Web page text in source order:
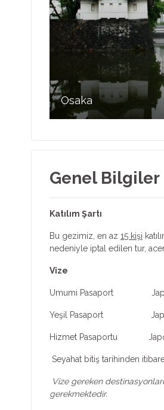
Osaka
Genel Bilgiler
Katılım Şartı
Bu gezimiz, en az 15 kişi
nedeniyle iptal edilen tur,
Vize
Umumi Pasaport
Yeşil Pasaport
Hizmet Pasaportu
Seyahat bitiş tarihinden
Vize gereken
gerekmektedir.